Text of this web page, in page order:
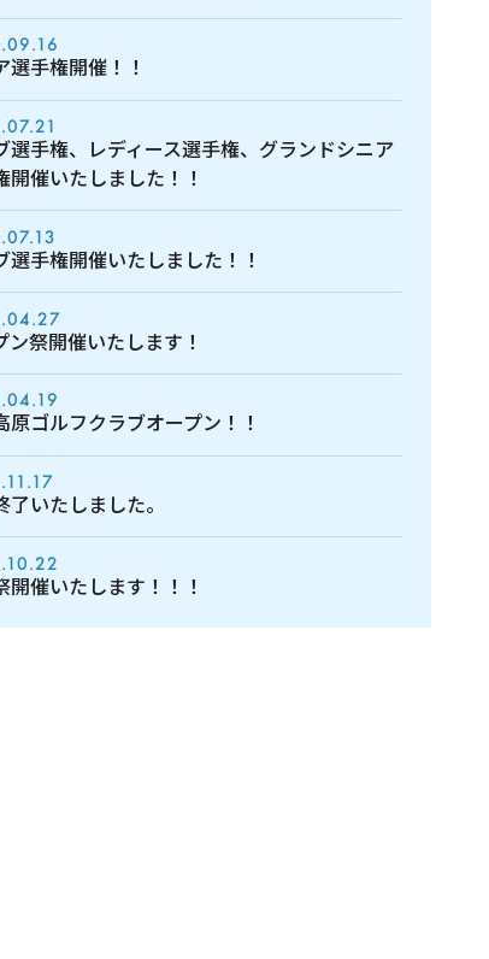
選手権開催！！
選手権、レディース選手権、グランドシニア
開催いたしました！！
選手権開催いたしました！！
ン祭開催いたします！
原ゴルフクラブオープン！！
了いたしました。
開催いたします！！！